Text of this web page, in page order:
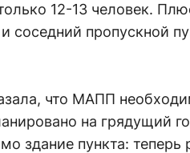
12-13 человек.
соседний пропускной
что МАПП
на грядущий
здание пункта: теперь